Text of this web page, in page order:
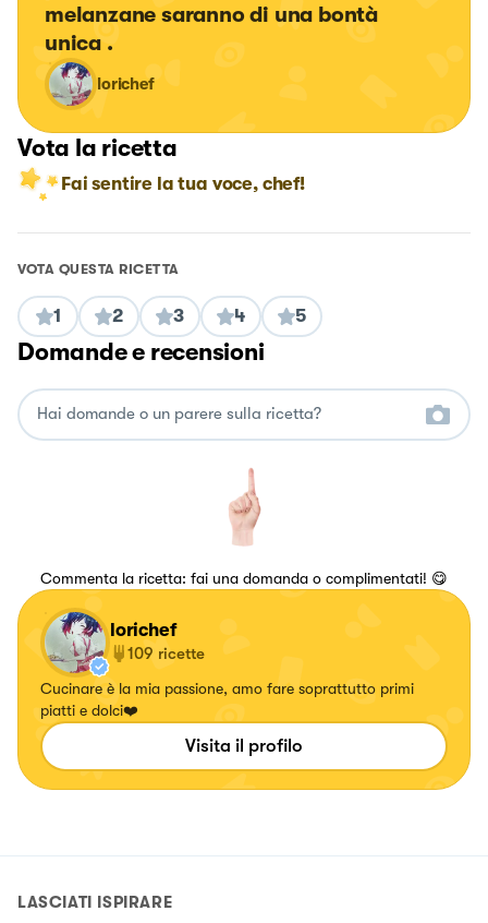
melanzane saranno di una bontà
unica .
lorichef
Vota la ricetta
Fai sentire la tua voce, chef!
VOTA QUESTA RICETTA
1 2 3 4 5
Domande e recensioni
Commenta la ricetta: fai una domanda o complimentati! 😋
lorichef
109 ricette
Cucinare è la mia passione, amo fare soprattutto primi
piatti e dolci❤️
Visita il profilo
LASCIATI ISPIRARE